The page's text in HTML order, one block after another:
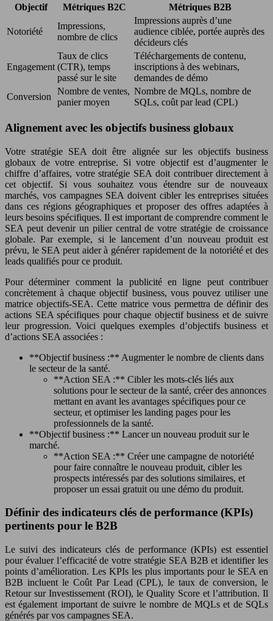
Objectif Métriques B2C Métriques B2B
Notoriété
Impressions,
nombre de clics
Impressions auprès d’une
audience ciblée, portée auprès des
décideurs clés
Engagement
Taux de clics
(CTR), temps
passé sur le site
Téléchargements de contenu,
inscriptions à des webinars,
demandes de démo
Conversion
Nombre de ventes,
panier moyen
Nombre de MQLs, nombre de
SQLs, coût par lead (CPL)
Alignement avec les objectifs business globaux
Votre stratégie SEA doit être alignée sur les objectifs business
globaux de votre entreprise. Si votre objectif est d’augmenter le
chiffre d’affaires, votre stratégie SEA doit contribuer directement à
cet objectif. Si vous souhaitez vous étendre sur de nouveaux
marchés, vos campagnes SEA doivent cibler les entreprises situées
dans ces régions géographiques et proposer des offres adaptées à
leurs besoins spécifiques. Il est important de comprendre comment le
SEA peut devenir un pilier central de votre stratégie de croissance
globale. Par exemple, si le lancement d’un nouveau produit est
prévu, le SEA peut aider à générer rapidement de la notoriété et des
leads qualifiés pour ce produit.
Pour déterminer comment la publicité en ligne peut contribuer
concrètement à chaque objectif business, vous pouvez utiliser une
matrice objectifs-SEA. Cette matrice vous permettra de définir des
actions SEA spécifiques pour chaque objectif business et de suivre
leur progression. Voici quelques exemples d’objectifs business et
d’actions SEA associées :
**Objectif business :** Augmenter le nombre de clients dans
le secteur de la santé.
**Action SEA :** Cibler les mots-clés liés aux
solutions pour le secteur de la santé, créer des annonces
mettant en avant les avantages spécifiques pour ce
secteur, et optimiser les landing pages pour les
professionnels de la santé.
**Objectif business :** Lancer un nouveau produit sur le
marché.
**Action SEA :** Créer une campagne de notoriété
pour faire connaître le nouveau produit, cibler les
prospects intéressés par des solutions similaires, et
proposer un essai gratuit ou une démo du produit.
Définir des indicateurs clés de performance (KPIs)
pertinents pour le B2B
Le suivi des indicateurs clés de performance (KPIs) est essentiel
pour évaluer l’efficacité de votre stratégie SEA B2B et identifier les
points d’amélioration. Les KPIs les plus importants pour le SEA en
B2B incluent le Coût Par Lead (CPL), le taux de conversion, le
Retour sur Investissement (ROI), le Quality Score et l’attribution. Il
est également important de suivre le nombre de MQLs et de SQLs
générés par vos campagnes SEA.